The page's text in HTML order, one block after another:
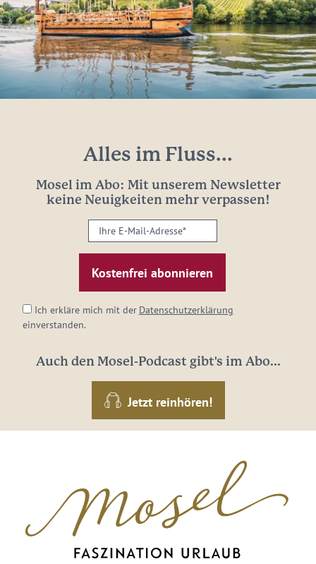
Alles im Fluss...
Mosel im Abo: Mit unserem Newsletter
keine Neuigkeiten mehr verpassen!
Ihre
E-
Mail-
Adresse:
Ich erkläre mich mit der Datenschutzerklärung
einverstanden.
Auch den Mosel-Podcast gibt's im Abo...
Jetzt reinhören!